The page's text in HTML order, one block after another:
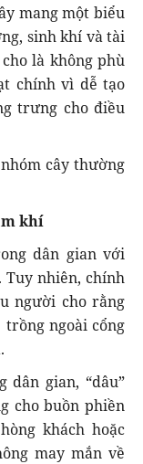
mang một biểu
sinh khí và tài
là không phù
chính vì dễ tạo
trưng cho điều
cây thường
khí
dân gian với
nhiên, chính
người cho rằng
ngoài cổng
dân gian, “dâu”
cho buồn phiền
khách hoặc
may mắn về